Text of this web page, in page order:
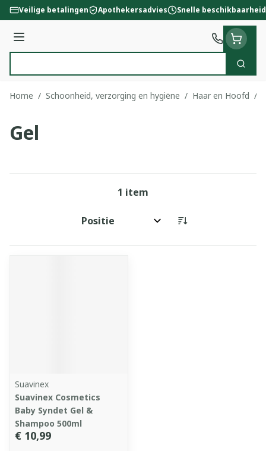
Ga naar de inhoud
Veilige betalingen Apothekersadvies Snelle beschikbaarheid
Menu
Zoek
Home / Schoonheid, verzorging en hygiëne / Haar en Hoofd /
Gel
1 item
Sorteer op:
Suavinex
Suavinex Cosmetics
Baby Syndet Gel &
Shampoo 500ml
€ 10,99